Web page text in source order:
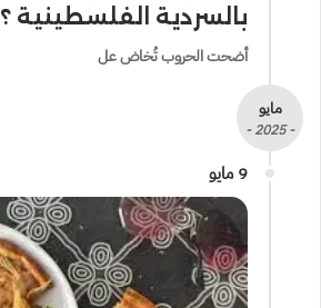
بالسردية الفلسطينية ؟
أضحت الحروب تُخاض عل
مايو
- 2025 -
9 مايو